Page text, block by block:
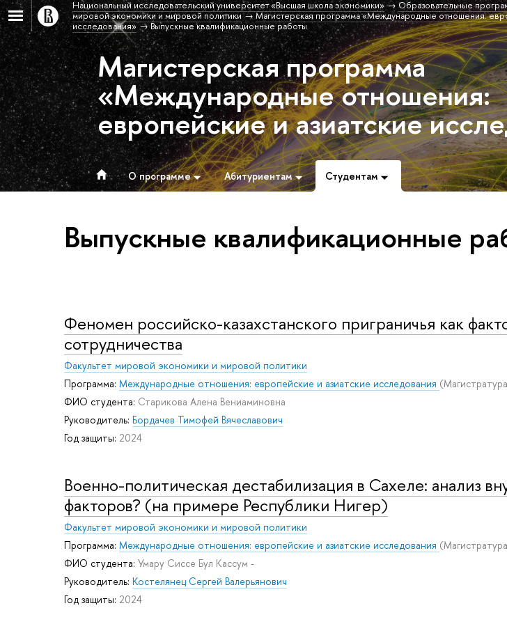
Национальный исследовательский университет «Высшая школа экономики» Образовательные
мировой экономики и мировой политики
Магистерская программа «Международные отношения:
исследования»
Выпускные квалификационные работы
Магистерская программа
«Международные отношения:
европейские и азиатские
О программе Абитуриентам Студентам
Выпускные квалификационные
Феномен российско-казахстанского приграничья как
сотрудничества
Факультет мировой экономики и мировой политики
Программа: Международные отношения: европейские и азиатские исследования
ФИО студента: Старикова Алена Вениаминовна
Руководитель: Бордачев Тимофей Вячеславович
Год защиты: 2024
Военно-политическая дестабилизация в Сахеле: анализ
факторов? (на примере Республики Нигер)
Факультет мировой экономики и мировой политики
Программа: Международные отношения: европейские и азиатские исследования
ФИО студента: Умару Сиссе Бул Кассум -
Руководитель: Костелянец Сергей Валерьянович
Год защиты: 2024